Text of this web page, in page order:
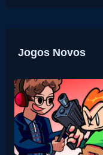
Jogos Novos